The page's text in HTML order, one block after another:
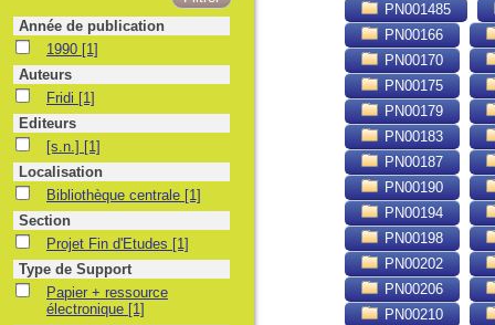
PN001485
PN00166
PN00170
PN00175
PN00179
PN00183
PN00187
PN00190
PN00194
PN00198
PN00202
PN00206
PN00210
Année de publication
1990 1990 [1]
Auteurs
Fridi
Fridi [1]
Editeurs
[s.n.][s.n.] [1]
Localisation
Bibliothèque centrale
Bibliothèque centrale [1]
Section
Projet Fin d'Etudes
Projet Fin d'Etudes [1]
Type de Support
Papier + ressource électronique
Papier + ressource
électronique [1]